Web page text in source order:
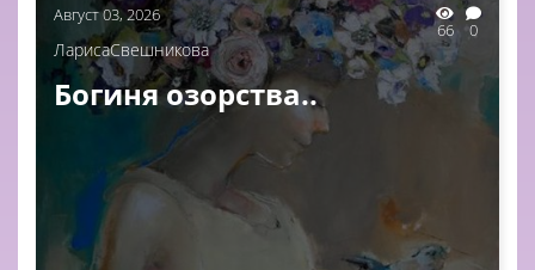
Август 03, 2026
66 0
ЛарисаСвешникова
Богиня озорства..